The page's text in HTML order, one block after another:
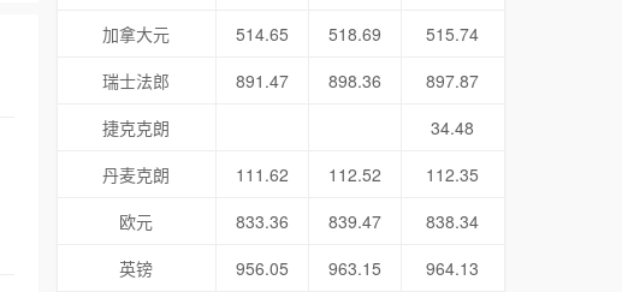
加拿大元
514.65 518.69
515.74
瑞士法郎
891.47 898.36
897.87
捷克克朗
34.48
丹麦克朗
111.62 112.52
112.35
欧元
833.36 839.47
838.34
英镑
956.05 963.15
964.13